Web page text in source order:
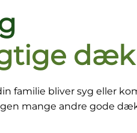
familie bliver syg eller
mange andre gode